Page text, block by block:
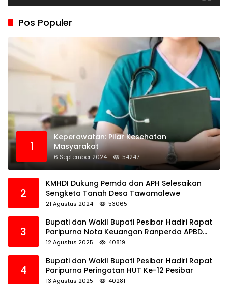
Pos Populer
1
Keperawatan: Pilar Kesehatan
Masyarakat
6 September 2024 54247
2
KMHDI Dukung Pemda dan APH Selesaikan
Sengketa Tanah Desa Tawamalewe
21 Agustus 2024 53065
3
Bupati dan Wakil Bupati Pesibar Hadiri Rapat
Paripurna Nota Keuangan Ranperda APBD
Perubahan TA 2025
12 Agustus 2025 40819
4
Bupati dan Wakil Bupati Pesibar Hadiri Rapat
Paripurna Peringatan HUT Ke-12 Pesibar
13 Agustus 2025 40281